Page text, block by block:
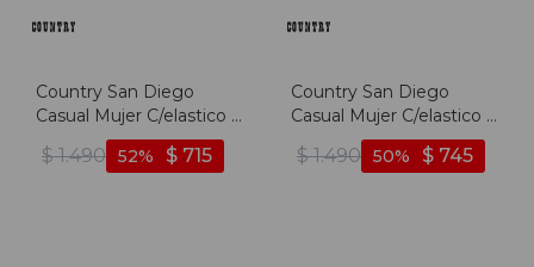
Country San Diego
Casual Mujer C/elastico -
Beige - Beige
$ 1.490 $ 715
52
Country San Diego
Casual Mujer C/elastico -
Coral - Coral
$ 1.490 $ 745
50